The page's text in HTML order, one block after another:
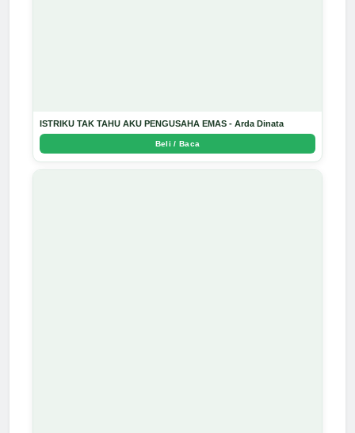
ISTRIKU TAK TAHU AKU PENGUSAHA EMAS - Arda Dinata
Beli / Baca